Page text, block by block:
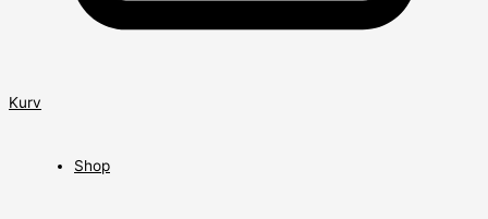
Kurv
Shop